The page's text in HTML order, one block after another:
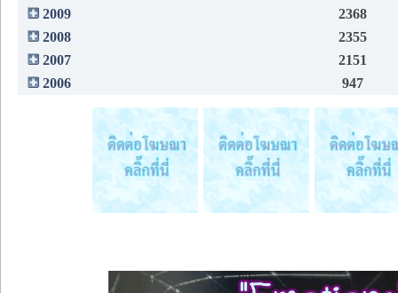
2009
2368
2008
2355
2007
2151
2006
947